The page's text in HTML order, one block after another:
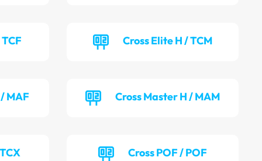
Cross Elite H / TCM
MAF Cross Master H / MAM
Cross POF / POF